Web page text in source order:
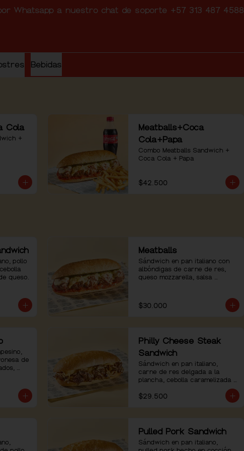
Whatsapp a nuestro chat de soporte +57 313 487 4588
Bebidas
Cola
+
Meatballs+Coca
Cola+Papa
Combo Meatballs Sandwich +
Coca Cola + Papa
$42.500
pollo
queso.
Meatballs
Sándwich en pan italiano con
albóndigas de carne de res,
queso mozzarella, salsa
$30.000
de
Philly Cheese Steak
Sandwich
Sándwich en pan italiano,
carne de res delgada a la
plancha, cebolla caramelizada y
$29.500
Pulled Pork Sandwich
Sándwich en pan italiano,